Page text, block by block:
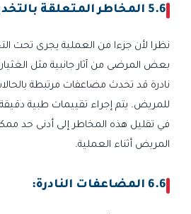
5.6 المخاطر المتعلقة بالتخدير:
نظرا لأن جزءا من العملية يجرى تحت
بعض المرضى من آثار جانبية مثل
نادرة قد تحدث مضاعفات مرتبطة
للمريض. يتم إجراء تقييمات طبية
في تقليل هذه المخاطر إلى أدنى حد
المريض أثناء العملية.
6.6 المضاعفات النادرة: